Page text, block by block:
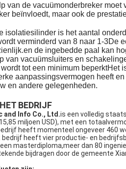
van de vacuümonderbreker
beïnvloedt, maar ook de
isolatiesilinder is het aantal
verminderd van 8 naar 1-3De
de ingebedde paal kan
van vacuümsluiters en
tot een minimum
aanpassingsvermogen heeft
en andere gelegenheden.
BEDRIJF
and Info Co., Ltd.is een volledig
miljoen USD), met een
heeft momenteel ongeveer 460
bedrijf heeft vier productie- en
masterdiploma,meer dan 80
bijdragen door de gemeente